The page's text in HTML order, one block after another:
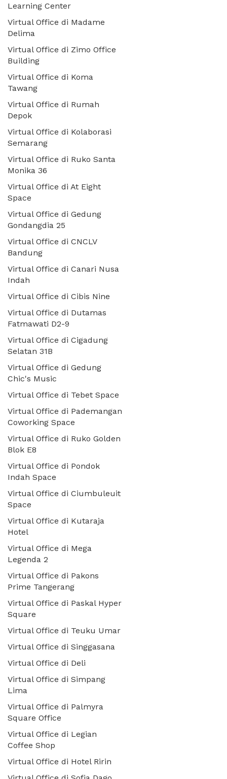
Learning Center
Virtual Office di Madame
Delima
Virtual Office di Zimo Office
Building
Virtual Office di Koma
Tawang
Virtual Office di Rumah
Depok
Virtual Office di Kolaborasi
Semarang
Virtual Office di Ruko Santa
Monika 36
Virtual Office di At Eight
Space
Virtual Office di Gedung
Gondangdia 25
Virtual Office di CNCLV
Bandung
Virtual Office di Canari Nusa
Indah
Virtual Office di Cibis Nine
Virtual Office di Dutamas
Fatmawati D2-9
Virtual Office di Cigadung
Selatan 31B
Virtual Office di Gedung
Chic's Music
Virtual Office di Tebet Space
Virtual Office di Pademangan
Coworking Space
Virtual Office di Ruko Golden
Blok E8
Virtual Office di Pondok
Indah Space
Virtual Office di Ciumbuleuit
Space
Virtual Office di Kutaraja
Hotel
Virtual Office di Mega
Legenda 2
Virtual Office di Pakons
Prime Tangerang
Virtual Office di Paskal Hyper
Square
Virtual Office di Teuku Umar
Virtual Office di Singgasana
Virtual Office di Deli
Virtual Office di Simpang
Lima
Virtual Office di Palmyra
Square Office
Virtual Office di Legian
Coffee Shop
Virtual Office di Hotel Ririn